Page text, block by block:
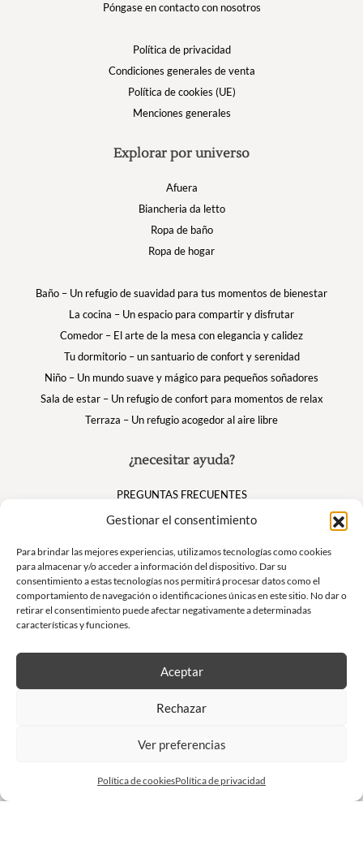
Gestionar el consentimiento
Para brindar las mejores experiencias, utilizamos tecnologías como cookies
para almacenar y/o acceder a información del dispositivo. Dar su
consentimiento a estas tecnologías nos permitirá procesar datos como el
comportamiento de navegación o identificaciones únicas en este sitio. No dar o
retirar el consentimiento puede afectar negativamente a determinadas
características y funciones.
Aceptar
Rechazar
Ver preferencias
Política de cookiesPolítica de privacidad
¿necesitar ayuda?
PREGUNTAS FRECUENTES
Mi cuenta
Suivez nous
Póngase en contacto con nosotros
Política de privacidad
Condiciones generales de venta
Política de cookies (UE)
Menciones generales
Explorar por universo
Afuera
Biancheria da letto
Ropa de baño
Ropa de hogar
Baño – Un refugio de suavidad para tus momentos de bienestar
La cocina – Un espacio para compartir y disfrutar
Comedor – El arte de la mesa con elegancia y calidez
Tu dormitorio – un santuario de confort y serenidad
Niño – Un mundo suave y mágico para pequeños soñadores
Sala de estar – Un refugio de confort para momentos de relax
Terraza – Un refugio acogedor al aire libre
Boletín
No se pierda nuestras ofertas exclusivas y nuestras ventas privadas
S'inscrire à la newsletter